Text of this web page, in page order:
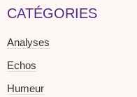
CATÉGORIES
Analyses
Echos
Humeur